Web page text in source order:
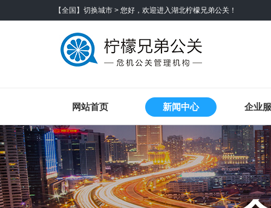
【全国】切换城市 > 您好，欢迎进入湖北柠檬兄弟公关！
网站首页 新闻中心 企业